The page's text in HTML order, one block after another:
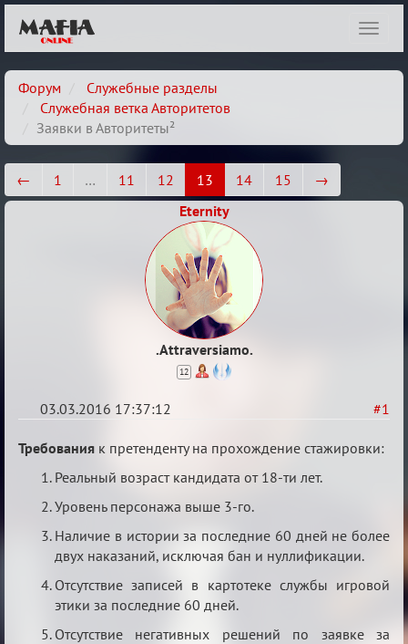
Форум
Служебные разделы
Служебная ветка Авторитетов
Заявки в Авторитеты²
← 1 … 11 12 13 14 15
→
Eternity
.Attraversiamo.
12
#1
03.03.2016 17:37:12
Заявки
Авторитеты²
Требования к претенденту на прохождение стажировки:
Реальный возраст кандидата от 18-ти лет.
Уровень персонажа выше 3-го.
Наличие в истории за последние 60 дней не более
двух наказаний, исключая бан и нуллификации.
Отсутствие записей в картотеке службы игровой
этики за последние 60 дней.
Отсутствие негативных решений по заявке за